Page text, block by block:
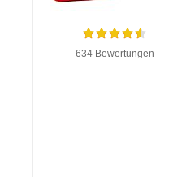
634 Bewertungen